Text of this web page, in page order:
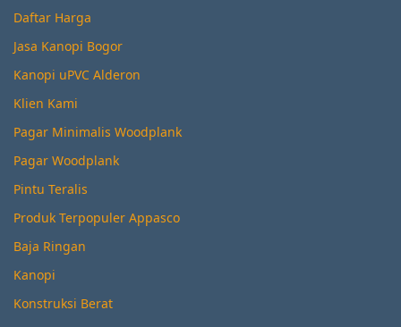
Daftar Harga
Jasa Kanopi Bogor
Kanopi uPVC Alderon
Klien Kami
Pagar Minimalis Woodplank
Pagar Woodplank
Pintu Teralis
Produk Terpopuler Appasco
Baja Ringan
Kanopi
Konstruksi Berat